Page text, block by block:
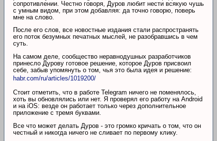
сопротивлении. Честно говоря, Дуров любит нести всякую чушь
с умным видом, при этом добавляя: да точно говорю, поверь
мне на слово.
После его слов, все новостные издания стали распространять
его поток безумных печатных мыслей, не разобравшись в чем
суть.
На самом деле, сообщество неравнодушных разработчиков
принесло Дурову готовое решение, которое Дуров присвоил
себе, забыв упомянуть о том, чья это была идея и решение:
habr.com/ru/articles/1019200/
Стоит отметить, что в работе Telegram ничего не поменялось,
хоть вы обновлялись или нет. Я проверял его работу на Android
и на iOS: везде он работает только через дополнительное
приложение с тремя буквами.
Все что может делать Дуров - это громко кричать о том, что он
честный и никогда ничего не сливает по первому клику.